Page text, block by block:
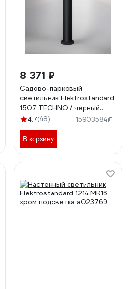
8 371 ₽
Садово-парковый
светильник Elektrostandard
1507 TECHNO / черный
a035093
4.7(48) 15903584
В корзину